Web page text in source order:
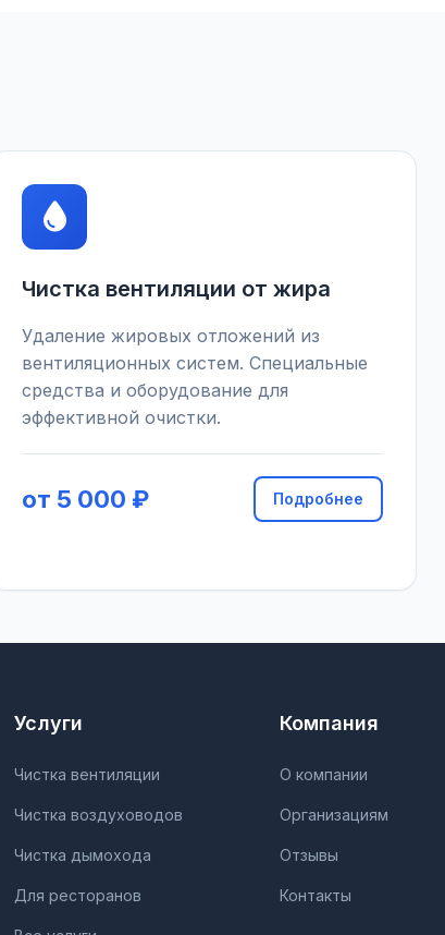
Чистка вентиляции от жира
Удаление жировых отложений из
вентиляционных систем. Специальные
средства и оборудование для
эффективной очистки.
от 5 000 ₽ Подробнее
Услуги
Чистка вентиляции
Чистка воздуховодов
Чистка дымохода
Для ресторанов
Компания
О компании
Организациям
Отзывы
Контакты